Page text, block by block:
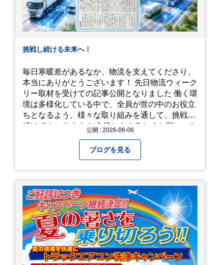
挑戦し続ける未来へ！
毎日寒暖差があるなか、物流を支えてくださり、
本当にありがとうございます！ 先日物流ウィーク
リー取材を受けての記事公開となりました 働く環
境は多様化している中で、全員が世の中のお役立
ちとなるよう、様々な取り組みを通して、挑戦を
続けてまいります！ 今後ともよろしくお願いいた公開 : 2026-06-06
ブログを見る